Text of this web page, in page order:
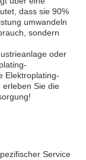
dass sie 90%
umwandeln
sondern
oder
Elektroplating-
erleben Sie die
Service